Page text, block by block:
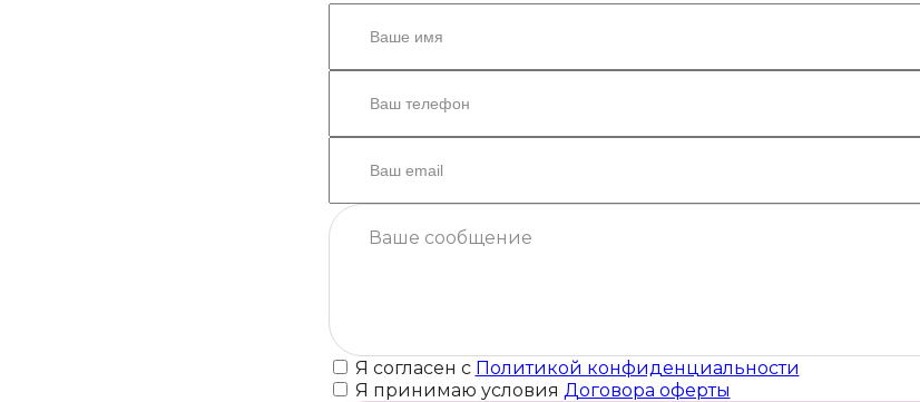
Я согласен с Политикой конфиденциальности
Я принимаю условия Договора оферты